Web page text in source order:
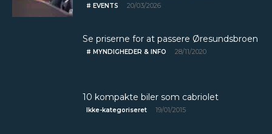
# EVENTS 20/03/2026
Se priserne for at passere Øresundsbroen
# MYNDIGHEDER & INFO 28/11/2020
10 kompakte biler som cabriolet
Ikke-kategoriseret 19/01/2015